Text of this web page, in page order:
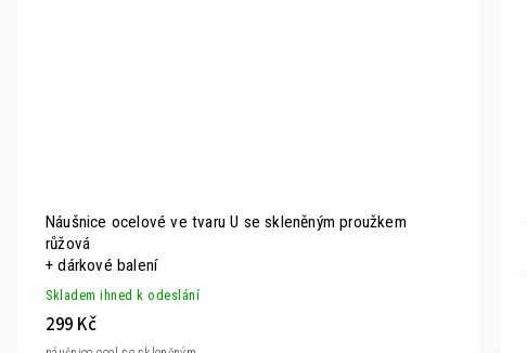
Náušnice ocelové ve tvaru U se skleněným proužkem
růžová
+ dárkové balení
Skladem ihned k odeslání
299 Kč